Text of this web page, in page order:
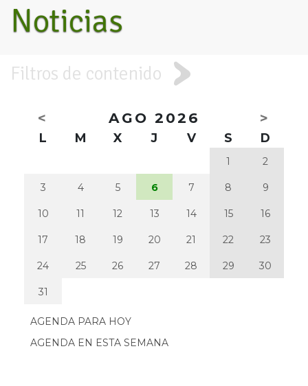
Noticias
Filtros de contenido
< AGO 2026 >
L M X J V S D
1 2
3 4 5 6 7 8 9
10 11 12 13 14 15 16
17 18 19 20 21 22 23
24 25 26 27 28 29 30
31
AGENDA PARA HOY
AGENDA EN ESTA SEMANA